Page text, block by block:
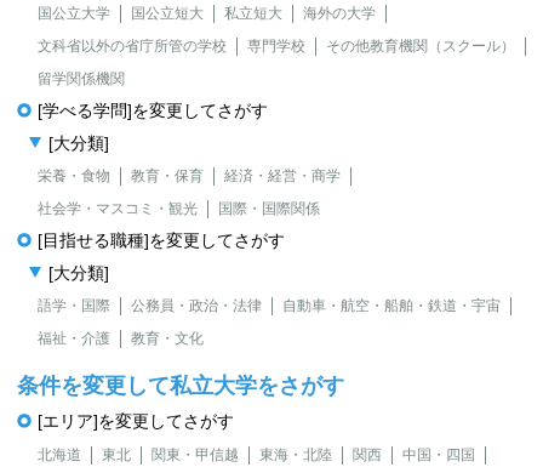
国公立大学 国公立短大 私立短大
海外の大学
文科省以外の省庁所管の学校
専門学校
その他教育機関（スクール）
留学関係機関
[学べる学問]を変更してさがす
[大分類]
栄養・食物 教育・保育
経済・経営・商学
社会学・マスコミ・観光
国際・国際関係
[目指せる職種]を変更してさがす
[大分類]
語学・国際 公務員・政治・法律
自動車・航空・船舶・鉄道・宇宙
福祉・介護
教育・文化
条件を変更して私立大学をさがす
[エリア]を変更してさがす
北海道 東北 関東・甲信越 東海・北陸 関西
中国・四国